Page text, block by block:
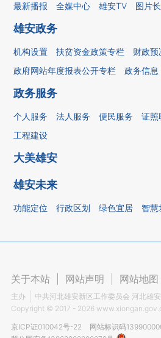
最新播报 全媒中心 雄安TV 图片
雄安政务
机构设置 扶贫资金政策专栏
财政
政府网站年度报表公开专栏
政务信息
政务服务
个人服务 法人服务 便民服务 证照
工程建设
大美雄安
雄安未来
功能定位 行政区划 绿色宜居 智慧
关于本站 网站声明 网站地图
主办
中共河北雄安新区工作委员会 河北雄
Copyright © 2017 - 2026
京ICP证010042号-22
网站标识码